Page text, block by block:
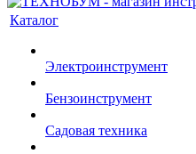
Каталог
Электроинструмент
Бензоинструмент
Садовая техника